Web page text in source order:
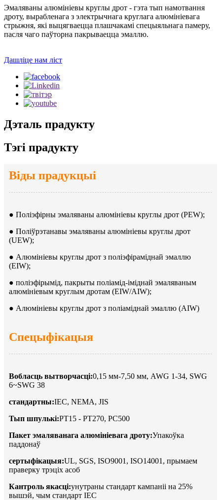
Эмаляваны алюмініевы круглы дрот - гэта тып намотвання
дроту, вырабленага з электрычнага круглага алюмініевага
стрыжня, ​​які выцягваецца плашчакамі спецыяльнага памеру,
пасля чаго паўторна пакрываецца эмаллю.
Дашліце нам ліст
Дэталь прадукту
Тэгі прадукту
Віды прадукцыі
● Поліэфірны эмаляваны алюмініевы круглы дрот (PEW);
● Поліўрэтанавы эмаляваны алюмініевы круглы дрот
(UEW);
● Алюмініевы круглы дрот з поліэфіраміднай эмаллю
(EIW);
● поліэфірымід, пакрыты поліамід-іміднай эмаляваным
алюмініевым круглым дротам (EIW/AIW);
● Алюмініевы круглы дрот з поліаміднай эмаллю (AIW)
Спецыфікацыя
Вобласць вытворчасці:0,15 мм-7,50 мм, AWG 1-34, SWG
6~SWG 38
стандартны:IEC, NEMA, JIS
Тып шпулькі:PT15 - PT270, PC500
Пакет эмаляванага алюмініевага дроту:Упакоўка
паддонаў
сертыфікацыя:UL, SGS, ISO9001, ISO14001, прымаем
праверку трэціх асоб
Кантроль якасці:унутраны стандарт кампаніі на 25%
вышэй, чым стандарт IEC